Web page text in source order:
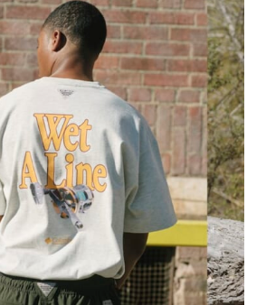
#フイナムのYouTube
#FOCUS IT #AH.H
#MUSIC #MOVIE
#SNEAKER #OUTDOOR
HANDBOOK